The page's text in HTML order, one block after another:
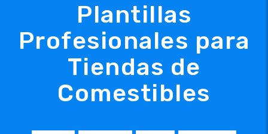
Plantillas
Profesionales para
Tiendas de
Comestibles